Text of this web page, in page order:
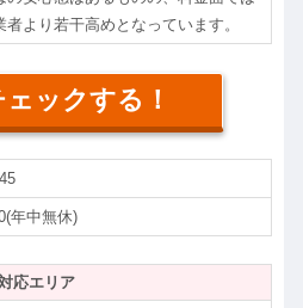
より若干高めとなっています。
ックする！
年中無休)
応エリア